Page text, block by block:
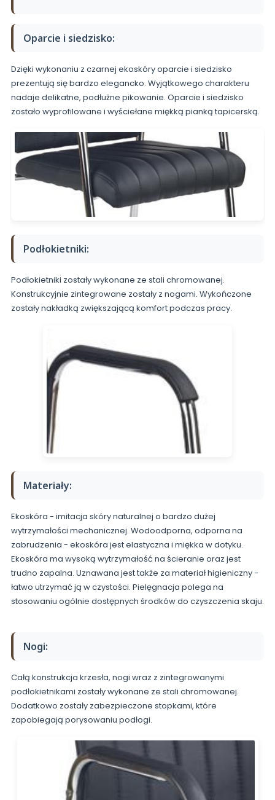
Oparcie i siedzisko:
Dzięki wykonaniu z czarnej ekoskóry oparcie i siedzisko
prezentują się bardzo elegancko. Wyjątkowego charakteru
nadaje delikatne, podłużne pikowanie. Oparcie i siedzisko
zostało wyprofilowane i wyściełane miękką pianką tapicerską.
Podłokietniki:
Podłokietniki zostały wykonane ze stali chromowanej.
Konstrukcyjnie zintegrowane zostały z nogami. Wykończone
zostały nakładką zwiększającą komfort podczas pracy.
Materiały:
Ekoskóra - imitacja skóry naturalnej o bardzo dużej
wytrzymałości mechanicznej. Wodoodporna, odporna na
zabrudzenia - ekoskóra jest elastyczna i miękka w dotyku.
Ekoskóra ma wysoką wytrzymałość na ścieranie oraz jest
trudno zapalna. Uznawana jest także za materiał higieniczny -
łatwo utrzymać ją w czystości. Pielęgnacja polega na
stosowaniu ogólnie dostępnych środków do czyszczenia skaju.
Nogi:
Całą konstrukcja krzesła, nogi wraz z zintegrowanymi
podłokietnikami zostały wykonane ze stali chromowanej.
Dodatkowo zostały zabezpieczone stopkami, które
zapobiegają porysowaniu podłogi.